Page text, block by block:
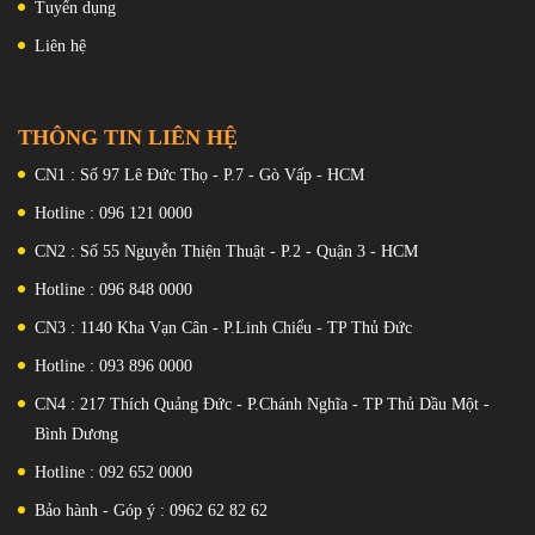
vòng kim loại trang trí màu xám với hai lớp hoa văn họa tiết.
Khung phẳng ở tất cả các cạnh nhưng kết thúc bằng một độ cong
nhẹ từng được gọi là hình dạng 2D. Không có sự chuyển đổi đột
ngột theo cách này và điện thoại có cảm giác tự nhiên khi cầm trên
Mặt trước là nơi có tấm nền E7 AMOLED 6,78 inch, có độ phân
thấy vô cùng mượt mà.
Pin : Li-Po 4500 mAh, không thể
Sạc : 67W có dây, PD3.0, QC4,
phút (được quảng cáo)
không dây đảo ngược 10W
Tuyển dụng
Liên hệ
THÔNG TIN LIÊN HỆ
CN1 : Số 97 Lê Đức Thọ - P.7 - Gò Vấp - HCM
Hotline : 096 121 0000
CN2 : Số 55 Nguyễn Thiện Thuật - P.2 - Quận 3 - HCM
Hotline : 096 848 0000
CN3 : 1140 Kha Vạn Cân - P.Linh Chiểu - TP Thủ Đức
Hotline : 093 896 0000
CN4 : 217 Thích Quảng Đức - P.Chánh Nghĩa - TP Thủ Dầu Một -
Bình Dương
Hotline : 092 652 0000
Bảo hành - Góp ý : 0962 62 82 62